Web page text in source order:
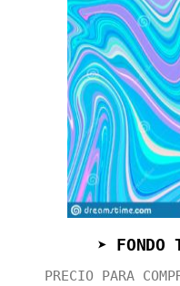
➤ FONDO
PRECIO PARA